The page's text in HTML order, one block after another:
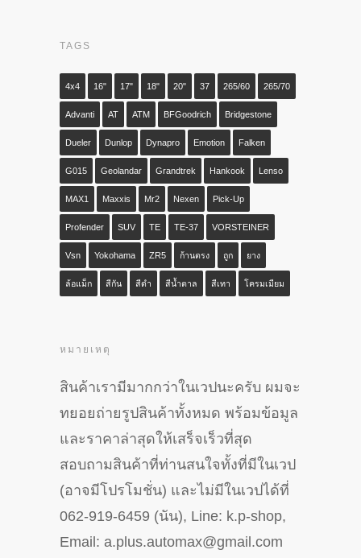
TAGS
4x4 16" 17" 18" 20" 37 265/60 265/70
Advanti AT ATM BFGoodrich Bridgestone
Dueler Dunlop Dynapro Emotion Falken
G015 Geolandar Grandtrek Hankook Lenso
MAX1 Maxxis Mr2 Nexen Pick-Up
Profender SUV TE TE-37 VORSTEINER
Vsn Yokohama ZR5 ก้านตรง ถูก ยาง
ล้อแม็ก สีกัน สีดำ สีน้ำตาล สีเทา โครมเมียม
หมายเหตุ
สินค้าเรามีมากกว่าในเวปนะครับ ผมจะ
ทยอยถ่ายรูปสินค้าทั้งหมด พร้อมข้อมูล
และราคาล่าสุดให้เสร็จเร็วที่สุด
สอบถามสินค้าที่ท่านสนใจทั้งที่มีในเวป
(อาจมีโปรโมชั่น) และไม่มีในเวปได้ที่
062-919-6459 (นัน), Line: k.p-shop,
Email: a.plus.automax@gmail.com